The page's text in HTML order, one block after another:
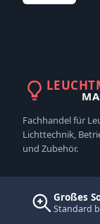
Fachhandel für
Lichttechnik,
und Zubehör.
Großes
Standard